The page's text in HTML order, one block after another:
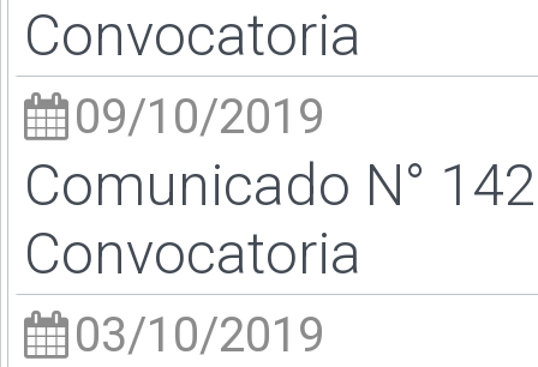
Convocatoria
09/10/2019
Comunicado N°
Convocatoria
03/10/2019